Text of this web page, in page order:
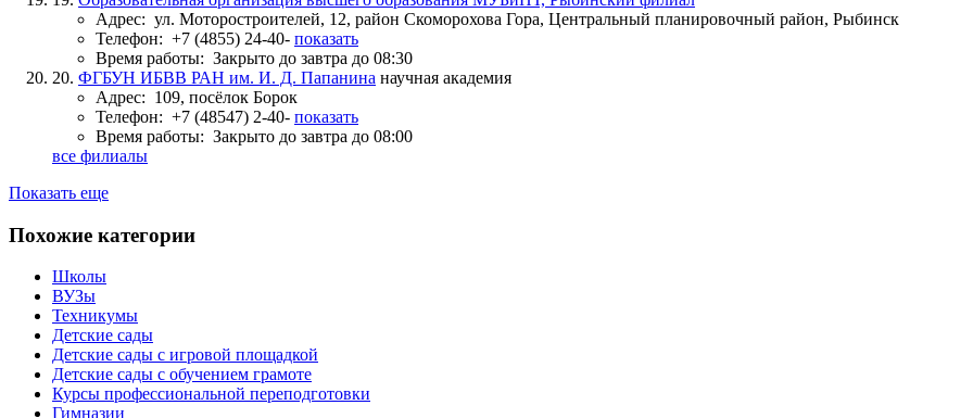
Адрес: ул. Моторостроителей, 12, район Скоморохова Гора, Центральный планировочный район, Рыбинск
Телефон: +7 (4855) 24-40- показать
Время работы: Закрыто до завтра до 08:30
20. ФГБУН ИБВВ РАН им. И. Д. Папанина научная академия
Адрес: 109, посёлок Борок
Телефон: +7 (48547) 2-40- показать
Время работы: Закрыто до завтра до 08:00
все филиалы
Показать еще
Похожие категории
Школы
ВУЗы
Техникумы
Детские сады
Детские сады с игровой площадкой
Детские сады с обучением грамоте
Курсы профессиональной переподготовки
Гимназии